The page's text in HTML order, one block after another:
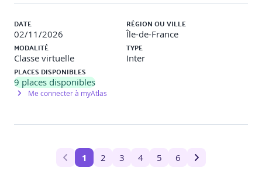
moral » de la Fédération Syntec (p. 29-34) – diverses
harcèlement sexuel environnemental et de harcèlement
moral : en petits groupes.
DATE
02/11/2026
RÉGION OU VILLE
Île-de-France
MODALITÉ
Classe virtuelle
TYPE
Inter
PLACES DISPONIBLES
9 places disponibles
Me connecter à myAtlas
1 2 3 4 5 6